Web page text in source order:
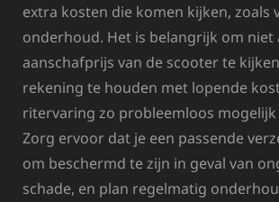
extra kosten die komen kijken, zoals
onderhoud. Het is belangrijk om niet
aanschafprijs van de scooter te
rekening te houden met lopende
ritervaring zo probleemloos mogelijk
Zorg ervoor dat je een passende
om beschermd te zijn in geval van
schade, en plan regelmatig